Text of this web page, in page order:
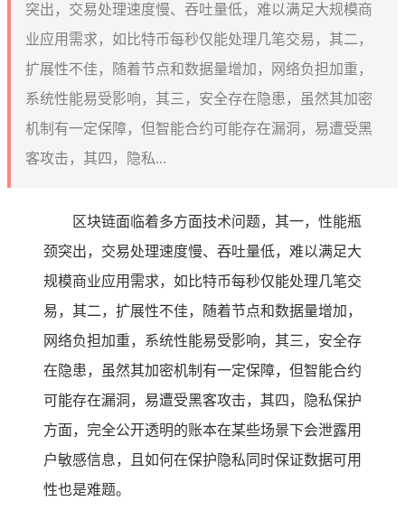
突出，交易处理速度慢、吞吐量低，难以满足大规模商
业应用需求，如比特币每秒仅能处理几笔交易，其二，
扩展性不佳，随着节点和数据量增加，网络负担加重，
系统性能易受影响，其三，安全存在隐患，虽然其加密
机制有一定保障，但智能合约可能存在漏洞，易遭受黑
客攻击，其四，隐私...
区块链面临着多方面技术问题，其一，性能瓶
颈突出，交易处理速度慢、吞吐量低，难以满足大
规模商业应用需求，如比特币每秒仅能处理几笔交
易，其二，扩展性不佳，随着节点和数据量增加，
网络负担加重，系统性能易受影响，其三，安全存
在隐患，虽然其加密机制有一定保障，但智能合约
可能存在漏洞，易遭受黑客攻击，其四，隐私保护
方面，完全公开透明的账本在某些场景下会泄露用
户敏感信息，且如何在保护隐私同时保证数据可用
性也是难题。